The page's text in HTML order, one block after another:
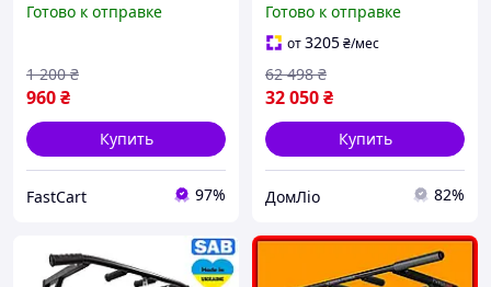
Кольца гимнастические
раздвижной для
подтягивания с кольц
Готово к отправке
960₴
1 200 ₴
Купить
FastCart 97%
использования Doros
Prop Doro-l2
Готово к отправке
от3205₴/мес
32 050₴
62 498 ₴
Купить
ДомЛіо 82%